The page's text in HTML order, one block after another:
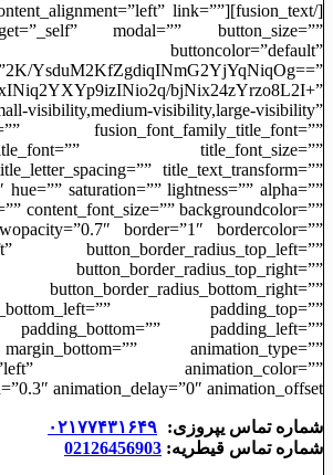
content_alignment=”left” link=””
modal=”” button_size=””
buttoncolor=”default”
YsduM2KfZgdiqINmG2YjYqNiqOg==”
bjNix24zYrzo8L2I+”
visibility,medium-visibility,large-visibility”
title_font_size=””
title_text_transform=””
hue=”” saturation=”” lightness=”” alpha=””
content_font_size=”” backgroundcolor=””
border=”1″ bordercolor=””
button_border_radius_top_left=””
button_border_radius_top_right=””
button_border_radius_bottom_right=””
padding_top=””
padding_left=””
animation_type=””
animation_color=””
animation_delay=”0″ animation_offset=””]
شماره تماس یپروزی: ۰۲۱۷۷۴۳۱۶۴۹
شماره تماس قیطریه: 02126456903